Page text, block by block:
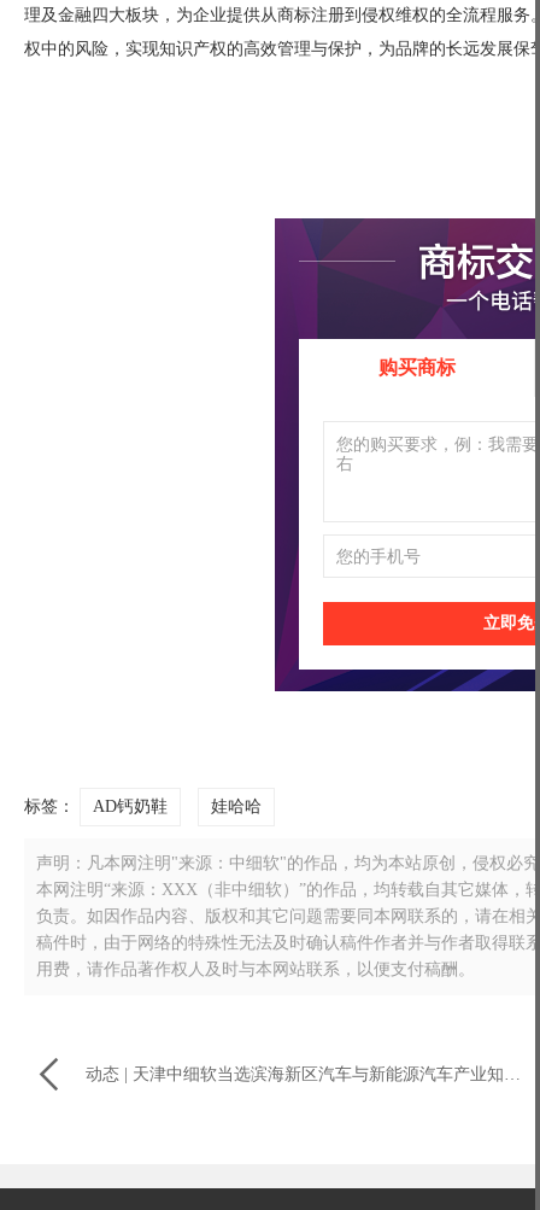
理及金融四大板块，为企业提供从商标注册到侵权维权的全流程服
权中的风险，实现知识产权的高效管理与保护，为品牌的长远发展保
购买商标
立即免
标签： AD钙奶鞋 娃哈哈
声明：凡本网注明"来源：中细软"的作品，均为本站原创，侵权必
本网注明“来源：XXX（非中细软）”的作品，均转载自其它媒体
负责。如因作品内容、版权和其它问题需要同本网联系的，请在相
稿件时，由于网络的特殊性无法及时确认稿件作者并与作者取得
用费，请作品著作权人及时与本网站联系，以便支付稿酬。
 动态 | 天津中细软当选滨海新区汽车与新能源汽车产业知识产权联盟秘书长单位